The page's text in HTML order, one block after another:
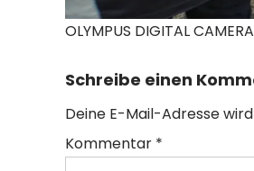
OLYMPUS DIGITAL CAMERA
Schreibe einen
Deine E-Mail-Adresse
Kommentar *